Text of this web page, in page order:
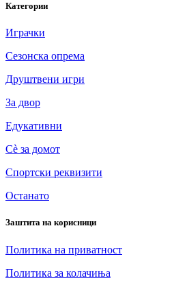
Категории
Играчки
Сезонска опрема
Друштвени игри
За двор
Едукативни
Сè за домот
Спортски реквизити
Останато
Заштита на корисници
Политика на приватност
Политика за колачиња